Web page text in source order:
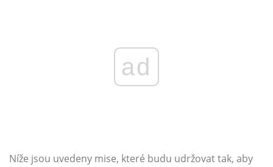
ad
Níže jsou uvedeny mise, které budu udržovat tak, aby